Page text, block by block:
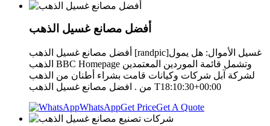
أفضل مصانع غسيل الذهب
أفضل مصانع غسيل الذهب [randpic]غسيل الأموال: هل يمول
الذهب BBC Homepage وتشمل قائمة الموردين المعتمدين
لشركة آبل شركات وكيانات قامت بشراء أطنان من الذهب
من . افضل مصانع غسيل الذهب T18:10:30+00:00
WhatsAppGet PriceGet A Quote